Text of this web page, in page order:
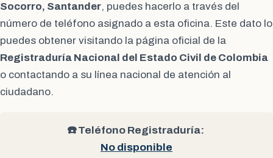
Socorro, Santander, puedes hacerlo a través del
número de teléfono asignado a esta oficina. Este dato lo
puedes obtener visitando la página oficial de la
Registraduría Nacional del Estado Civil de Colombia
o contactando a su línea nacional de atención al
ciudadano.
☎️ Teléfono Registraduría:
No disponible